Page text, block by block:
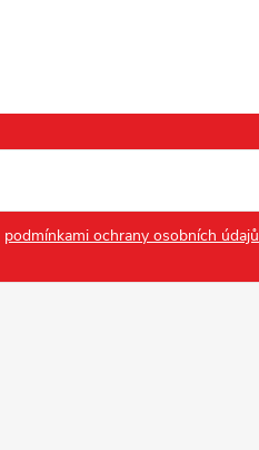
podmínkami ochrany osobních údajů